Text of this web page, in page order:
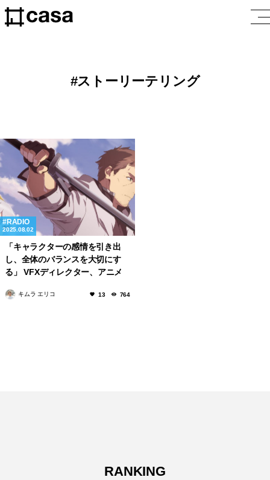
ストーリーテリング
RADIO
2025.08.02
「キャラクターの感情を引き出
し、全体のバランスを大切にす
る」 VFXディレクター、アニメ
キムラ エリコ 13 764
RANKING